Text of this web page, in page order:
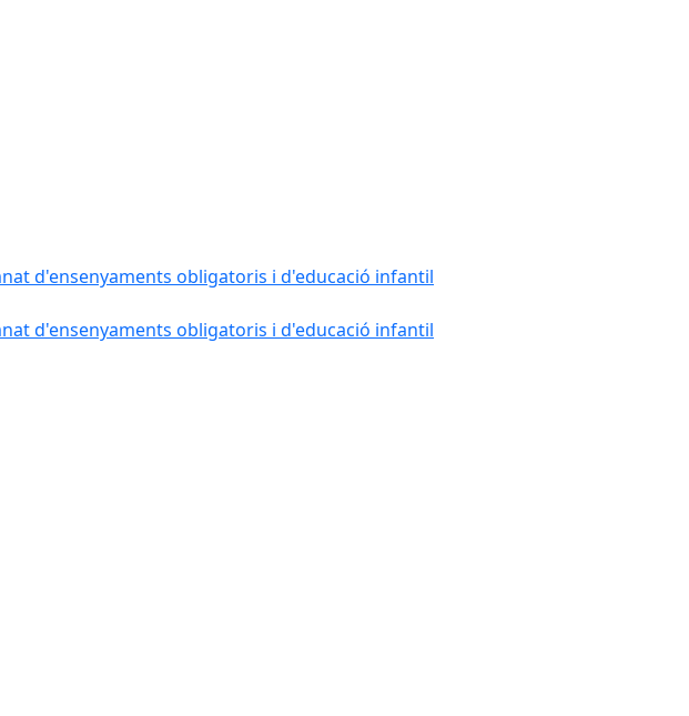
d'ensenyaments obligatoris i d'educació infantil
d'ensenyaments obligatoris i d'educació infantil